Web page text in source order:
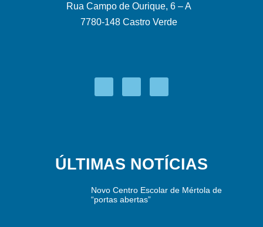
Rua Campo de Ourique, 6 – A
7780-148 Castro Verde
ÚLTIMAS NOTÍCIAS
Novo Centro Escolar de Mértola de
“portas abertas”